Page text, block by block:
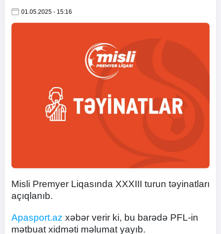
01.05.2025 - 15:16
Misli Premyer Liqasında XXXIII turun təyinatları
açıqlanıb.
Apasport.az xəbər verir ki, bu barədə PFL-in
mətbuat xidməti məlumat yayıb.